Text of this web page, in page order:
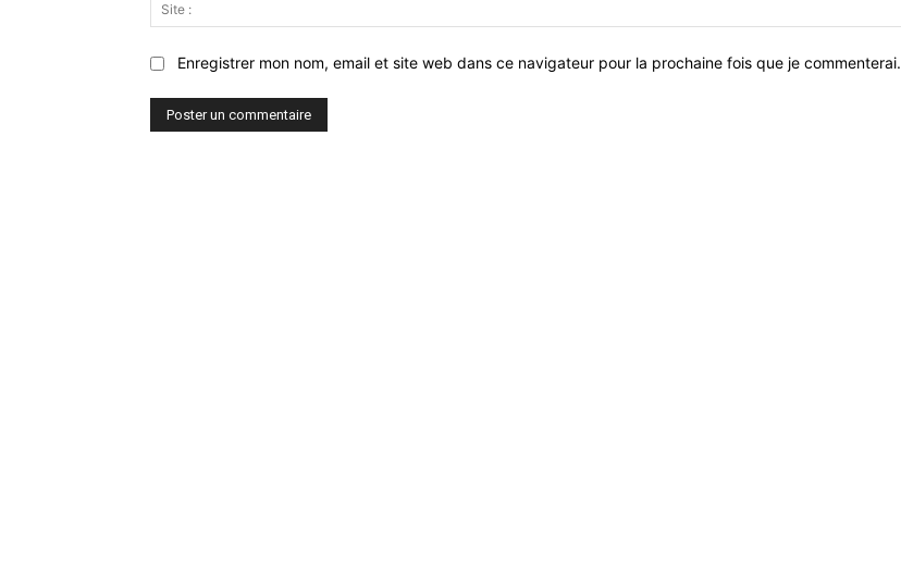
Enregistrer mon nom, email et site web dans ce navigateur pour la prochaine fois que je commenterai.